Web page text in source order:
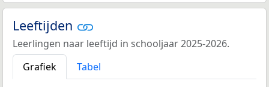
Leeftijden
Leerlingen naar leeftijd in schooljaar 2025-2026.
Grafiek
Tabel